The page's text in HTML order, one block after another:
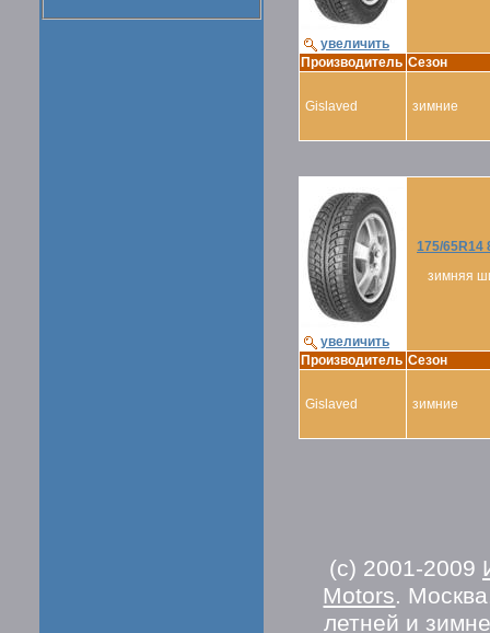
увеличить
Производитель Сезон
Gislaved зимние
увеличить
175/65R14
зимняя
Производитель Сезон
Gislaved зимние
(c) 2001-2009
Motors.
летней и